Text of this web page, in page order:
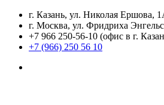
г. Казань, ул. Николая Ершова,
г. Москва, ул. Фридриха
+7 966 250-56-10 (офис в г.
+7 (966) 250 56 10